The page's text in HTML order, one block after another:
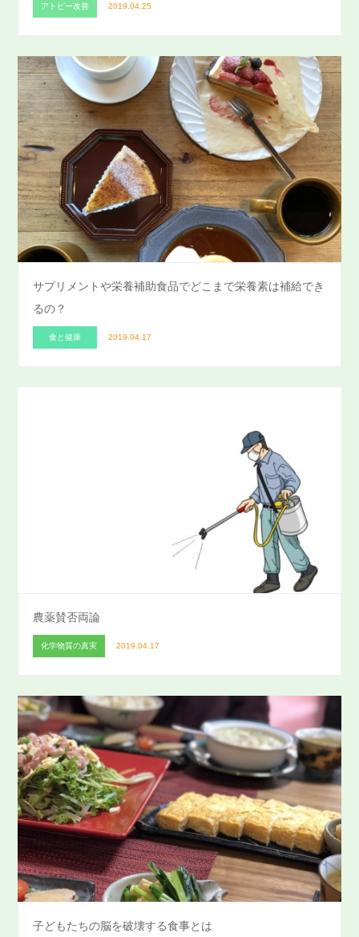
アトピー改善 2019.04.25
サプリメントや栄養補助食品でどこまで栄養素は補給でき
るの？
食と健康 2019.04.17
農薬賛否両論
化学物質の真実 2019.04.17
子どもたちの脳を破壊する食事とは